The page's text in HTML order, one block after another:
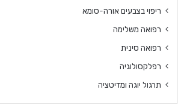
ריפוי בצבעים אורה-סומא
רפואה משלימה
רפואה סינית
רפלקסולוגיה
תרגול יוגה ומדיטציה